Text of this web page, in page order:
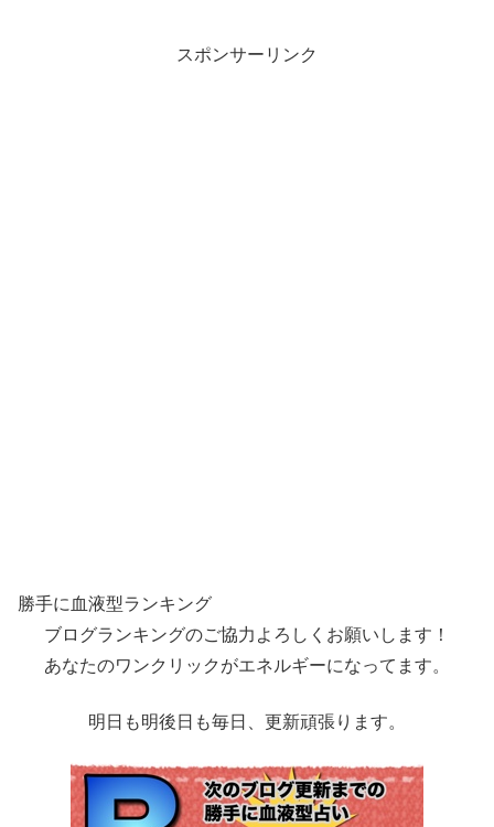
スポンサーリンク
勝手に血液型ランキング
ブログランキングのご協力よろしくお願いします！
あなたのワンクリックがエネルギーになってます。
明日も明後日も毎日、更新頑張ります。